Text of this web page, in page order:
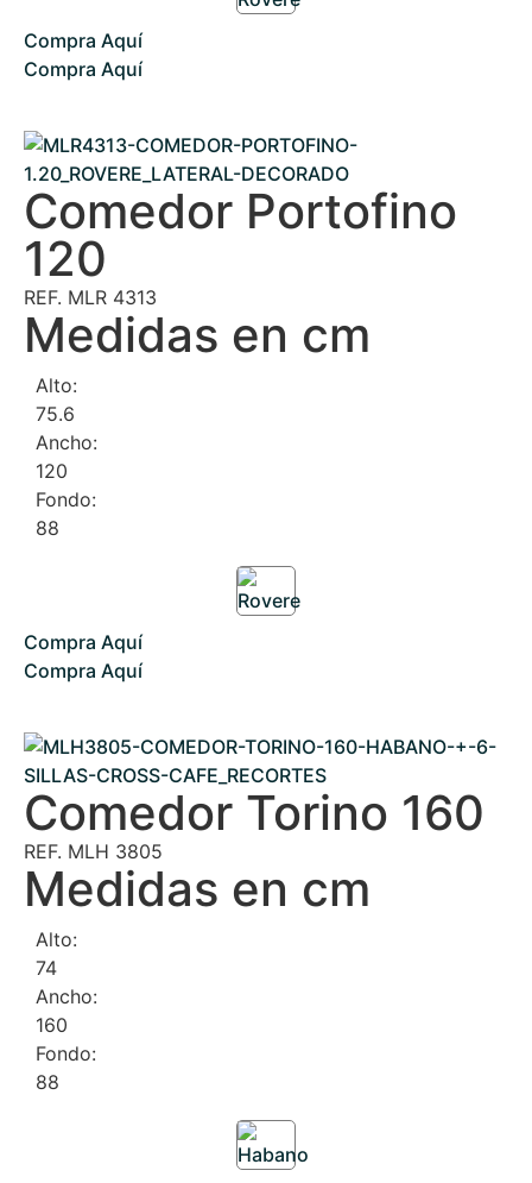
Compra Aquí
Compra Aquí
Comedor Portofino
120
REF. MLR 4313
Medidas en cm
Alto:
75.6
Ancho:
120
Fondo:
88
Compra Aquí
Compra Aquí
Comedor Torino 160
REF. MLH 3805
Medidas en cm
Alto:
74
Ancho:
160
Fondo:
88